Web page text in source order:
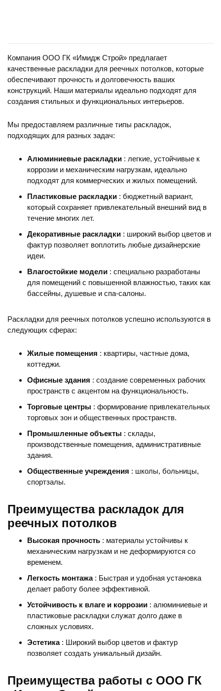
Компания ООО ГК «Имидж Строй» предлагает
качественные раскладки для реечных потолков, которые
обеспечивают прочность и долговечность ваших
конструкций. Наши материалы идеально подходят для
создания стильных и функциональных интерьеров.
Мы предоставляем различные типы раскладок,
подходящих для разных задач:
Алюминиевые раскладки : легкие, устойчивые к
коррозии и механическим нагрузкам, идеально
подходят для коммерческих и жилых помещений.
Пластиковые раскладки : бюджетный вариант,
который сохраняет привлекательный внешний вид в
течение многих лет.
Декоративные раскладки : широкий выбор цветов и
фактур позволяет воплотить любые дизайнерские
идеи.
Влагостойкие модели : специально разработаны
для помещений с повышенной влажностью, таких как
бассейны, душевые и спа-салоны.
Раскладки для реечных потолков успешно используются в
следующих сферах:
Жилые помещения : квартиры, частные дома,
коттеджи.
Офисные здания : создание современных рабочих
пространств с акцентом на функциональность.
Торговые центры : формирование привлекательных
торговых зон и общественных пространств.
Промышленные объекты : склады,
производственные помещения, административные
здания.
Общественные учреждения : школы, больницы,
спортзалы.
Преимущества раскладок для
реечных потолков
Высокая прочность : материалы устойчивы к
механическим нагрузкам и не деформируются со
временем.
Легкость монтажа : Быстрая и удобная установка
делает работу более эффективной.
Устойчивость к влаге и коррозии : алюминиевые и
пластиковые раскладки служат долго даже в
сложных условиях.
Эстетика : Широкий выбор цветов и фактур
позволяет создать уникальный дизайн.
Преимущества работы с ООО ГК